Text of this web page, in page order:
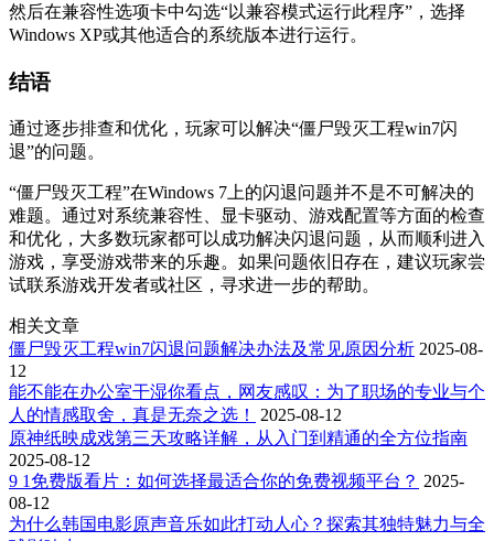
然后在兼容性选项卡中勾选“以兼容模式运行此程序”，选择
Windows XP或其他适合的系统版本进行运行。
结语
通过逐步排查和优化，玩家可以解决“僵尸毁灭工程win7闪
退”的问题。
“僵尸毁灭工程”在Windows 7上的闪退问题并不是不可解决的
难题。通过对系统兼容性、显卡驱动、游戏配置等方面的检查
和优化，大多数玩家都可以成功解决闪退问题，从而顺利进入
游戏，享受游戏带来的乐趣。如果问题依旧存在，建议玩家尝
试联系游戏开发者或社区，寻求进一步的帮助。
相关文章
僵尸毁灭工程win7闪退问题解决办法及常见原因分析 2025-08-
12
能不能在办公室干湿你看点，网友感叹：为了职场的专业与个
人的情感取舍，真是无奈之选！
2025-08-12
原神纸映成戏第三天攻略详解，从入门到精通的全方位指南
2025-08-12
9 1免费版看片：如何选择最适合你的免费视频平台？ 2025-
08-12
为什么韩国电影原声音乐如此打动人心？探索其独特魅力与全